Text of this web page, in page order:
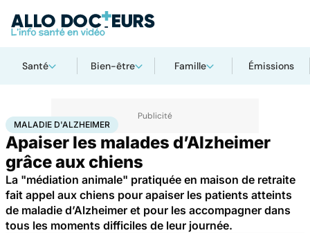
Santé Bien-être Famille Émissions
AccueilSantéMaladiesMaladie d'Alzheimer
MALADIE D'ALZHEIMER
Apaiser les malades d’Alzheimer
grâce aux chiens
La "médiation animale" pratiquée en maison de retraite
fait appel aux chiens pour apaiser les patients atteints
de maladie d’Alzheimer et pour les accompagner dans
tous les moments difficiles de leur journée.